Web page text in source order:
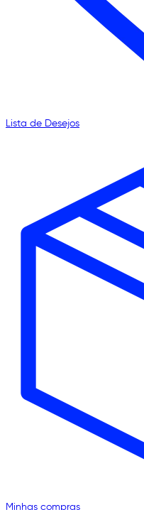
Lista de Desejos
Minhas compras